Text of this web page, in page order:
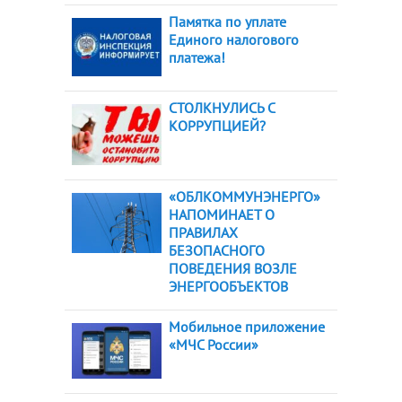
Памятка по уплате
Единого налогового
платежа!
СТОЛКНУЛИСЬ С
КОРРУПЦИЕЙ?
«ОБЛКОММУНЭНЕРГО»
НАПОМИНАЕТ О
ПРАВИЛАХ
БЕЗОПАСНОГО
ПОВЕДЕНИЯ ВОЗЛЕ
ЭНЕРГООБЪЕКТОВ
Мобильное приложение
«МЧС России»